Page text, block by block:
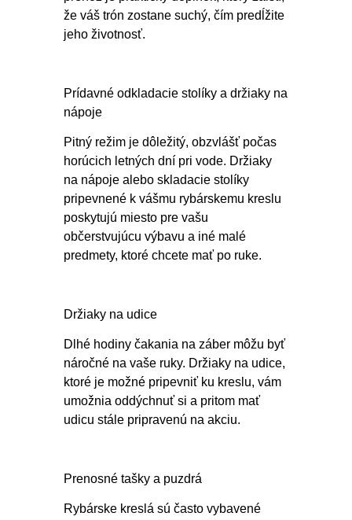
že váš trón zostane suchý, čím predĺžite
jeho životnosť.
Prídavné odkladacie stolíky a držiaky na
nápoje
Pitný režim je dôležitý, obzvlášť počas
horúcich letných dní pri vode. Držiaky
na nápoje alebo skladacie stolíky
pripevnené k vášmu rybárskemu kreslu
poskytujú miesto pre vašu
občerstvujúcu výbavu a iné malé
predmety, ktoré chcete mať po ruke.
Držiaky na udice
Dlhé hodiny čakania na záber môžu byť
náročné na vaše ruky. Držiaky na udice,
ktoré je možné pripevniť ku kreslu, vám
umožnia oddýchnuť si a pritom mať
udicu stále pripravenú na akciu.
Prenosné tašky a puzdrá
Rybárske kreslá sú často vybavené